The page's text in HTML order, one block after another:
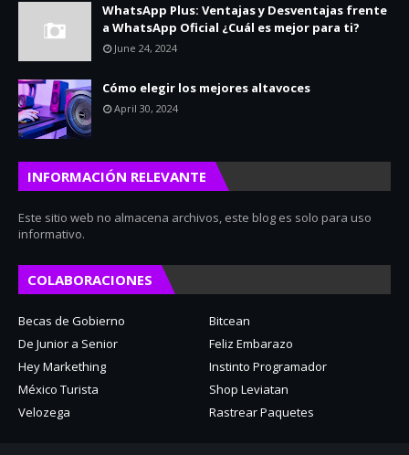
WhatsApp Plus: Ventajas y Desventajas frente
a WhatsApp Oficial ¿Cuál es mejor para ti?
June 24, 2024
Cómo elegir los mejores altavoces
April 30, 2024
INFORMACIÓN RELEVANTE
Este sitio web no almacena archivos, este blog es solo para uso
informativo.
COLABORACIONES
Becas de Gobierno
Bitcean
De Junior a Senior
Feliz Embarazo
Hey Markething
Instinto Programador
México Turista
Shop Leviatan
Velozega
Rastrear Paquetes